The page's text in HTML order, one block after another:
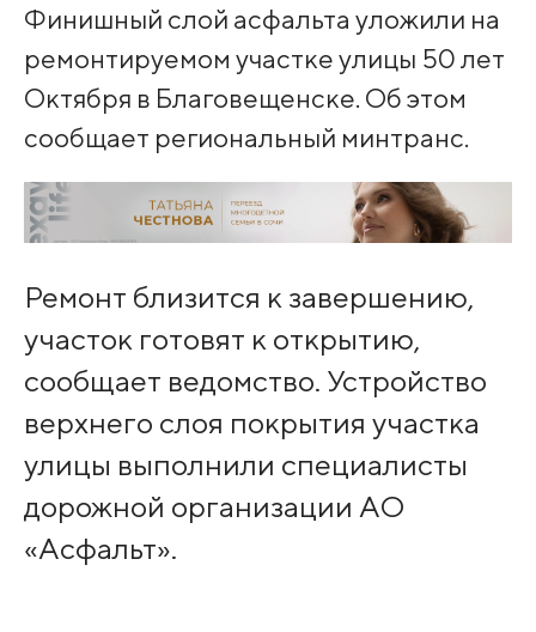
Финишный слой асфальта уложили на
ремонтируемом участке улицы 50 лет
Октября в Благовещенске. Об этом
сообщает региональный минтранс.
Ремонт близится к завершению,
участок готовят к открытию,
сообщает ведомство. Устройство
верхнего слоя покрытия участка
улицы выполнили специалисты
дорожной организации АО
«Асфальт».